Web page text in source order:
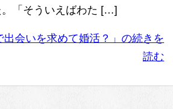
「そういえばわた […]
出会いを求めて婚活？」の続きを
読む